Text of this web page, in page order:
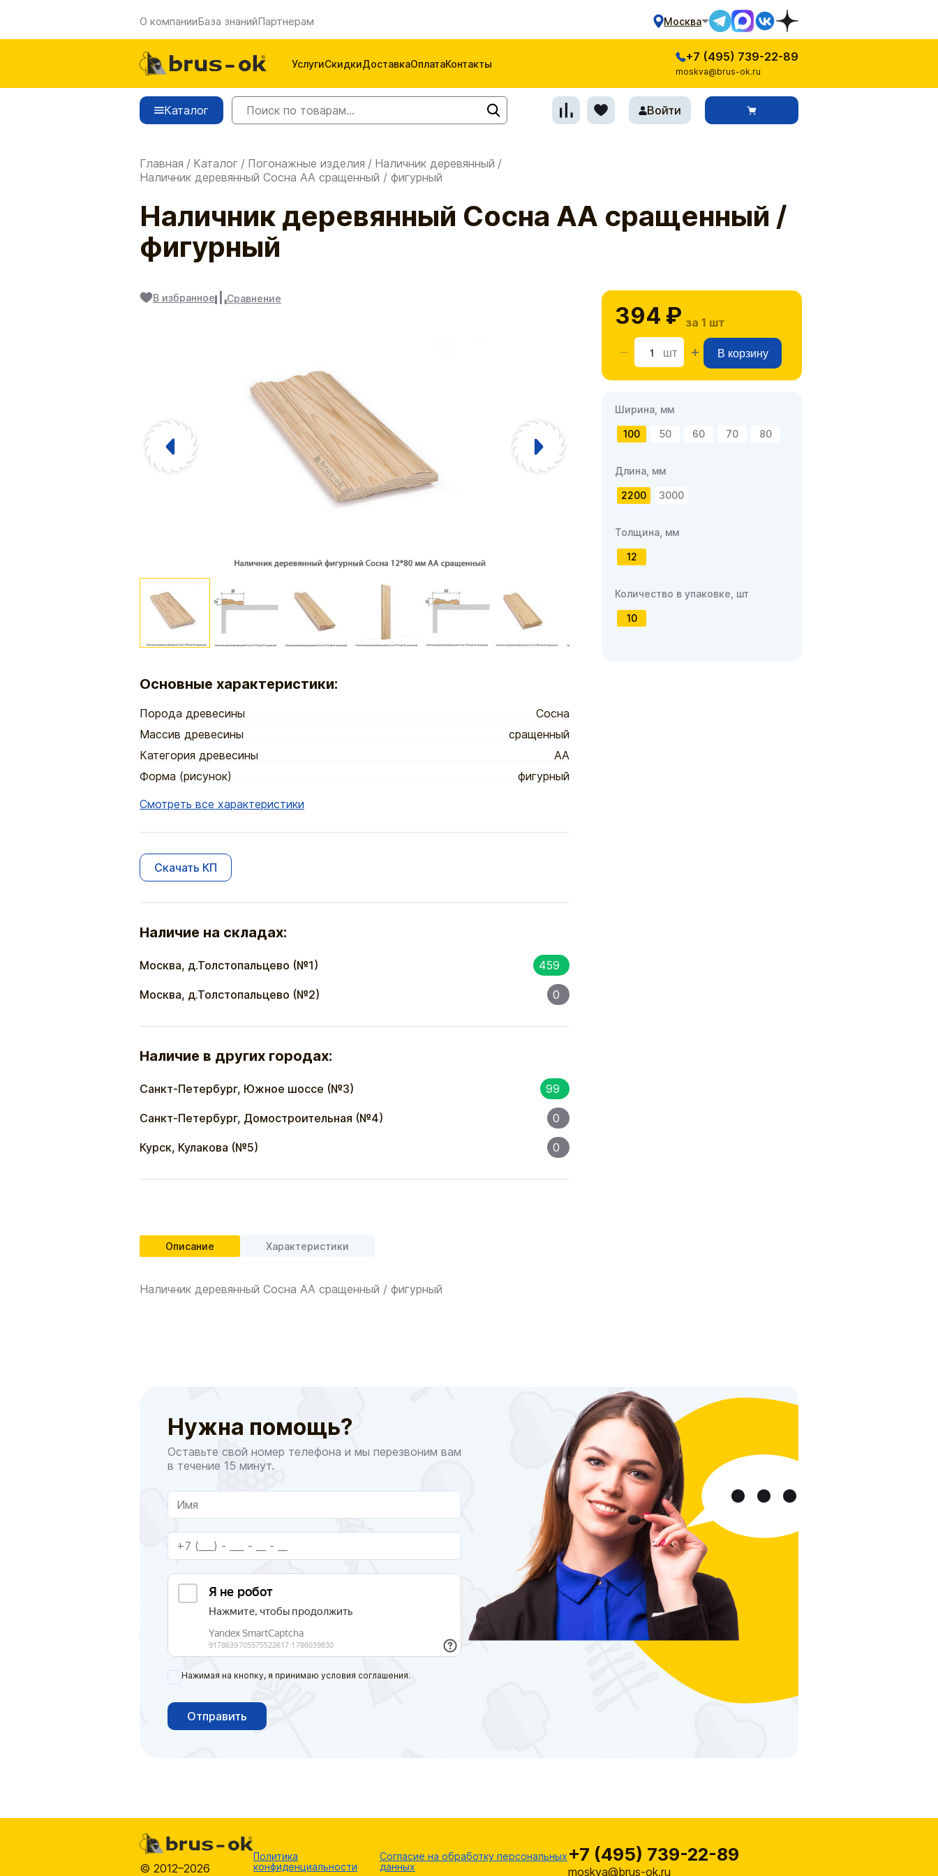
О компанииБаза знанийПартнерам Москва
УслугиСкидкиДоставкаОплатаКонтакты
+7 (495) 739-22-89
moskva@brus-ok.ru
Каталог Войти
Главная / Каталог / Погонажные изделия / Наличник деревянный /
Наличник деревянный Сосна АА сращенный / фигурный
Наличник деревянный Сосна АА сращенный /
фигурный
В избранное Сравнение
Основные характеристики:
Порода древесины
Сосна
Массив древесины
сращенный
Категория древесины
АА
Форма (рисунок)
фигурный
Смотреть все характеристики
Скачать КП
Наличие на складах:
Москва, д.Толстопальцево (№1) 459
Москва, д.Толстопальцево (№2) 0
Наличие в других городах:
Санкт-Петербург, Южное шоссе (№3) 99
Санкт-Петербург, Домостроительная (№4) 0
Курск, Кулакова (№5) 0
Описание Характеристики
Наличник деревянный Сосна АА сращенный / фигурный
394 ₽ за 1 шт
шт В корзину
Ширина, мм
100 50 60 70 80
Длина, мм
2200 3000
Толщина, мм
12
Количество в упаковке, шт
10
Нужна помощь?
Оставьте свой номер телефона и мы перезвоним вам
в течение 15 минут.
Нажимая на кнопку, я принимаю условия соглашения.
Отправить
© 2012–2026
Политика
конфиденциальности
Согласие на обработку персональных
данных
+7 (495) 739-22-89
moskva@brus-ok.ru